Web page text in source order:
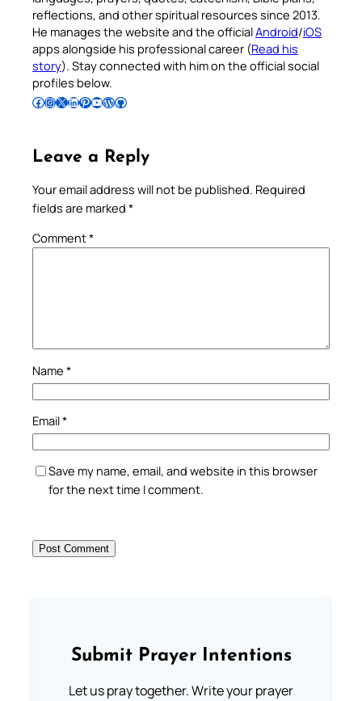
reflections, and other spiritual resources since 2013.
He manages the website and the officialAndroid/iOS
apps alongside his professional career (Read his
story). Stay connected with him on the official social
profiles below.
Follow Pradeep on Facebook Follow Pradeep on InstagramFollow Pradeep on X Follow Pradeep on LinkedIn Follow Pradeep on Pinterest Subscribe to Pradeep’s Youtube Channel Follow Pradeep on WordPress Follow Pradeep on GitHub
Leave a Reply
Your email address will not be published. Required
fields are marked *
Comment*
Name *
Email*
Save my name, email, and website in this browser
for the next time I comment.
Submit Prayer Intentions
Let us pray together. Write your prayer